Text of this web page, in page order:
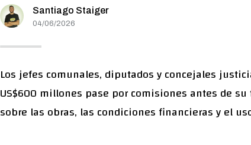
Santiago Staiger
04/06/2026
Los jefes comunales, diputados y concejales
US$600 millones pase por comisiones antes de
sobre las obras, las condiciones financieras y el